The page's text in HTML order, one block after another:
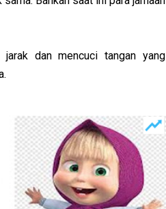
dan mencuci tangan yang